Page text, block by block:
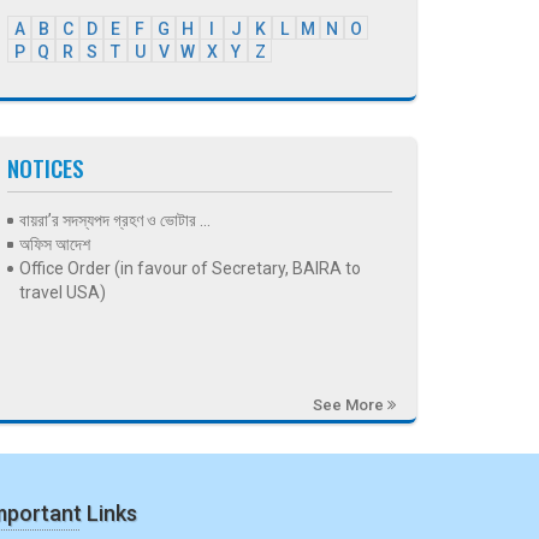
A B C D E F G H J K L M N
O
P
Q R S T U V W X Y Z
NOTICES
বায়রা’র সদস্যপদ গ্রহণ ও ভোটার ...
অফিস আদেশ
Office Order (in favour of Secretary, BAIRA to
travel USA)
See More
Links